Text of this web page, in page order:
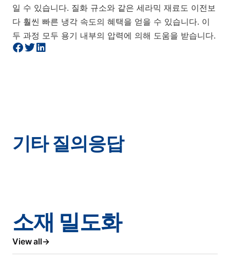
일 수 있습니다. 질화 규소와 같은 세라믹 재료도 이전보
다 훨씬 빠른 냉각 속도의 혜택을 얻을 수 있습니다. 이
두 과정 모두 용기 내부의 압력에 의해 도움을 받습니다.
기타 질의응답
소재 밀도화
View all